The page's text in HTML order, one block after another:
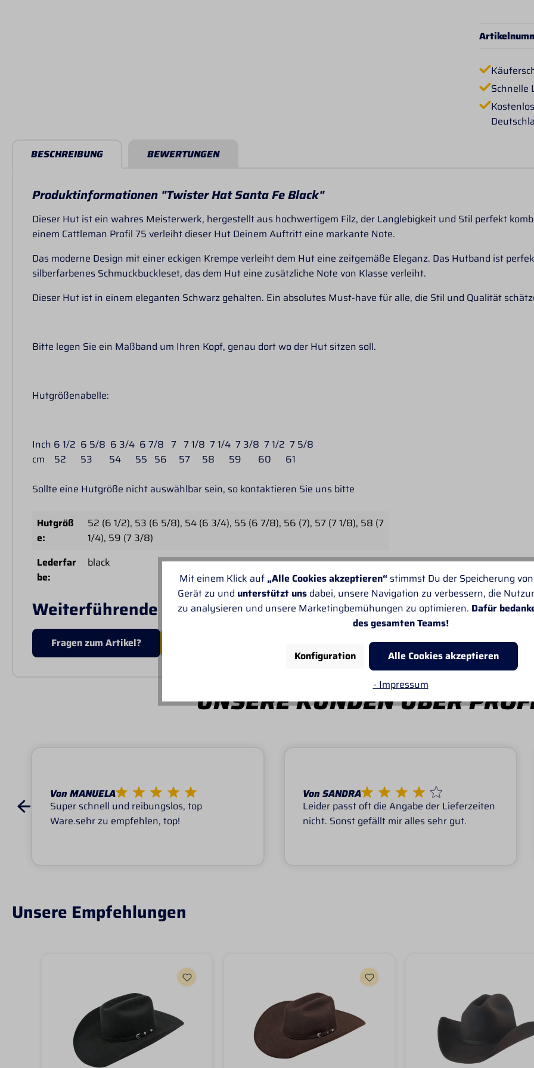
Schnelle
BESCHREIBUNG BEWERTUNGEN
Produktinformationen "Twister Hat Santa Fe Black"
Dieser Hut ist ein wahres Meisterwerk, hergestellt aus hochwertigem Filz, der Langlebigkeit und Stil perfekt
einem Cattleman Profil 75 verleiht dieser Hut Deinem Auftritt eine markante Note.
Das moderne Design mit einer eckigen Krempe verleiht dem Hut eine zeitgemäße Eleganz. Das Hutband ist
silberfarbenes Schmuckbuckleset, das dem Hut eine zusätzliche Note von Klasse verleiht.
Dieser Hut ist in einem eleganten Schwarz gehalten. Ein absolutes Must-have für alle, die Stil und Qualität
Bitte legen Sie ein Maßband um Ihren Kopf, genau dort wo der Hut sitzen soll.
Hutgrößenabelle:
Inch 6 1/2 6 5/8 6 3/4 6 7/8 7 7 1/8 7 1/4 7 3/8 7 1/2 7 5/8
cm 52 53 54 55 56 57 58 59 60 61
Sollte eine Hutgröße nicht auswählbar sein, so kontaktieren Sie uns bitte
Hutgröß
e:
52 (6 1/2), 53 (6 5/8), 54 (6 3/4), 55 (6 7/8), 56 (7), 57 (7 1/8), 58 (7
1/4), 59 (7 3/8)
Lederfar
be:
black
Weiterführende Links zu "Twister Hat Santa Fe Black"
Fragen zum Artikel?
UNSERE KUNDEN ÜBER
Von MANUELA
Super schnell und reibungslos, top
Ware.sehr zu empfehlen, top!
Von SANDRA
Leider passt oft die Angabe der Lieferzeiten
nicht. Sonst gefällt mir alles sehr gut.
Unsere Empfehlungen
Mit einem Klick auf „Alle Cookies akzeptieren“stimmst Du der Speicherung
Gerät zu und unterstützt uns dabei, unsere Navigation zu verbessern, die
zu analysieren und unsere Marketingbemühungen zu optimieren. Dafür
des gesamten Teams!
Konfiguration
Alle Cookies akzeptieren
- Impressum